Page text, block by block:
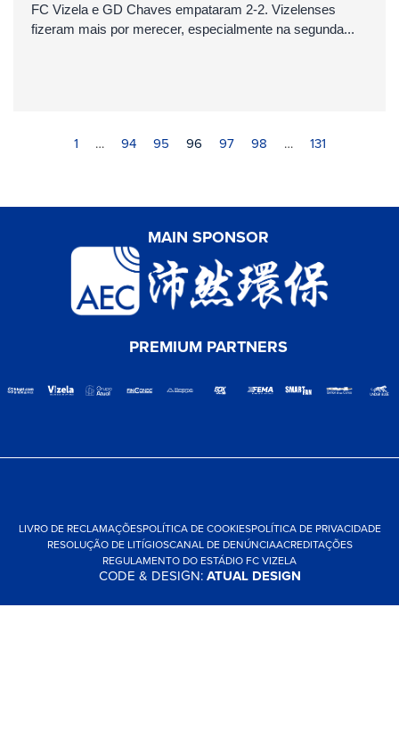
FC Vizela e GD Chaves empataram 2-2. Vizelenses
fizeram mais por merecer, especialmente na segunda...
1 … 94 95 96 97 98 … 131
MAIN SPONSOR
PREMIUM PARTNERS
LIVRO DE RECLAMAÇÕESPOLÍTICA DE COOKIESPOLÍTICA DE PRIVACIDADE
RESOLUÇÃO DE LITÍGIOSCANAL DE DENÚNCIAACREDITAÇÕES
REGULAMENTO DO ESTÁDIO FC VIZELA
CODE & DESIGN:ATUAL DESIGN